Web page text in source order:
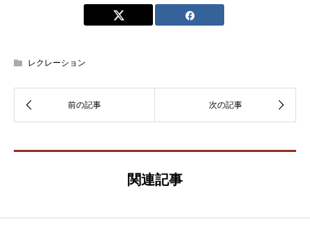
レクレーション
関連記事